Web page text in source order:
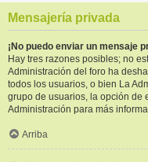
Mensajería privada
¡No puedo enviar un mensaje
Hay tres razones posibles; no
Administración del foro ha
todos los usuarios, o bien La
grupo de usuarios, la opción de
Administración para más
Arriba